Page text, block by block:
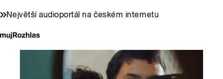
Největší audioportál na českém internetu